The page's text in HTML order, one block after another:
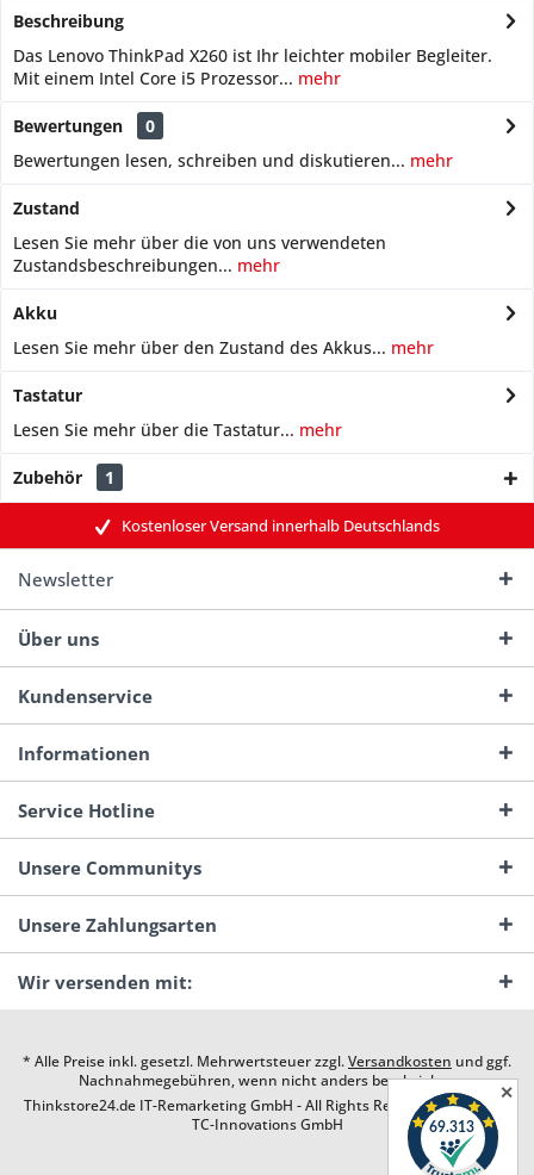
Beschreibung
Das Lenovo ThinkPad X260 ist Ihr leichter mobiler Begleiter.
Mit einem Intel Core i5 Prozessor... mehr
Bewertungen
0
Bewertungen lesen, schreiben und diskutieren... mehr
Zustand
Lesen Sie mehr über die von uns verwendeten
Zustandsbeschreibungen... mehr
Akku
Lesen Sie mehr über den Zustand des Akkus... mehr
Tastatur
Lesen Sie mehr über die Tastatur... mehr
Zubehör 1
Kostenloser Versand innerhalb Deutschlands
Newsletter
Über uns
Kundenservice
Informationen
Service Hotline
Unsere Communitys
Unsere Zahlungsarten
Wir versenden mit:
* Alle Preise inkl. gesetzl. Mehrwertsteuer zzgl.Versandkosten und ggf.
Nachnahmegebühren, wenn nicht anders beschrieben
Thinkstore24.de IT-Remarketing GmbH - All Rights Reserved. Design by
TC-Innovations GmbH
✕